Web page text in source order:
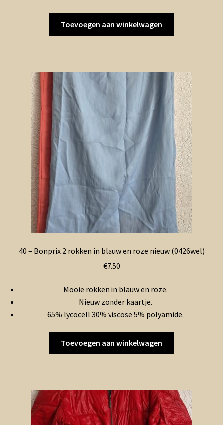
Toevoegen aan winkelwagen
40 – Bonprix 2 rokken in blauw en roze nieuw (0426wel)
€7.50
Mooie rokken in blauw en roze.
Nieuw zonder kaartje.
65% lycocell 30% viscose 5% polyamide.
Toevoegen aan winkelwagen